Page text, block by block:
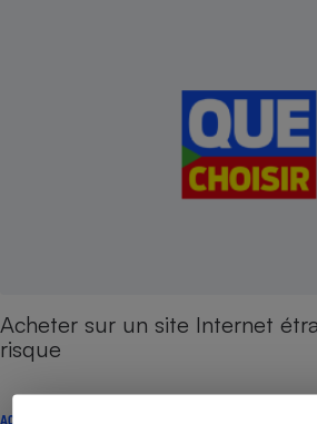
Acheter sur un site Internet
risque
ACTION QUE CHOISIR ENSEMBLE